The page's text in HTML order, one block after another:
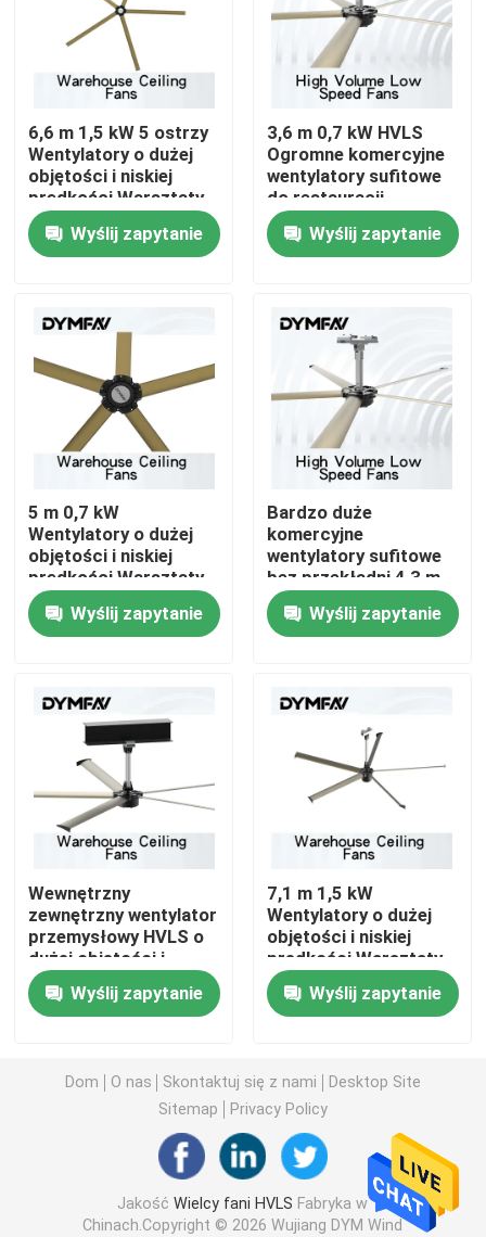
Dom
Produkty
O nas
Wycieczka po fabryce
Kontrola jakości
Skontaktuj się z nami
Poprosić o wycenę
Wielcy fani HVLS
Komercyjne wentylatory HVLS
Mieszkaniowi wentylatory HVLS
Wentylatory sufitowe HVLS
Wentylatory o dużej głośności i niskiej prędkości
Duże przemysłowe wentylatory sufitowe
Gigantyczne wentylatory sufitowe
Wentylatory sufitowe Big Blade
Warsztatowe wentylatory sufitowe
6,6 m 1,5 kW 5 ostrzy
Wentylatory o dużej
objętości i niskiej
prędkości Warsztaty
Przemysłowy
wentylator
wewnętrzny
Wyślij zapytanie
3,6 m 0,7 kW HVLS
Ogromne komercyjne
wentylatory sufitowe
do restauracji
Wyślij zapytanie
5 m 0,7 kW
Wentylatory o dużej
objętości i niskiej
prędkości Warsztaty
Wentylatory sufitowe
do sklepów
handlowych
Wyślij zapytanie
Bardzo duże
komercyjne
wentylatory sufitowe
bez przekładni 4,3 m
0,7 kW
Wyślij zapytanie
Wewnętrzny
zewnętrzny wentylator
przemysłowy HVLS o
dużej objętości i
niskiej prędkości
Wyślij zapytanie
7,1 m 1,5 kW
Wentylatory o dużej
objętości i niskiej
prędkości Warsztaty
Duże komercyjne
wentylatory sufitowe
HVLS
Wyślij zapytanie
Dom O nas Skontaktuj się z nami
Desktop Site
Sitemap
Privacy Policy
JakośćWielcy fani HVLS Fabryka w
Chinach.Copyright © 2026 Wujiang DYM Wind